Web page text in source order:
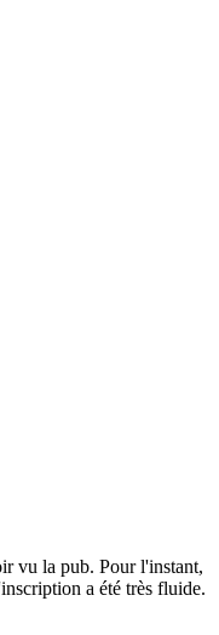
vu la pub. Pour l'instant,
a été très fluide.